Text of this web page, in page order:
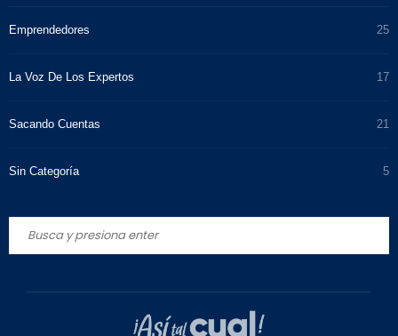
Emprendedores 25
La Voz De Los Expertos 17
Sacando Cuentas 21
Sin Categoría 5